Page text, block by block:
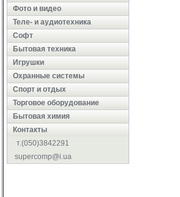
Фото и видео
Теле- и аудиотехника
Софт
Бытовая техника
Игрушки
Охранные системы
Cпорт и отдых
Торговое оборудование
Бытовая химия
Контакты
т.(050)3842291
supercomp@i.ua